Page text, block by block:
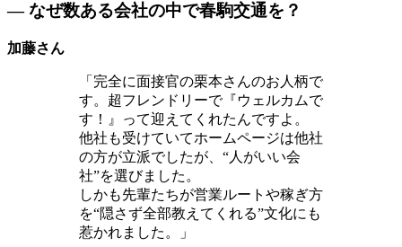
― なぜ数ある会社の中で春駒交通を？
加藤さん
「完全に面接官の栗本さんのお人柄で
す。超フレンドリーで『ウェルカムで
す！』って迎えてくれたんですよ。
他社も受けていてホームページは他社
の方が立派でしたが、“人がいい会
社”を選びました。
しかも先輩たちが営業ルートや稼ぎ方
を“隠さず全部教えてくれる”文化にも
惹かれました。」